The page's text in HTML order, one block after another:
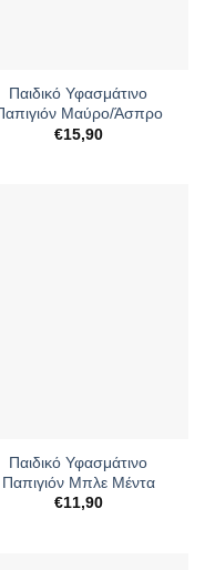
Παιδικό Υφασμάτινο
Μαύρο/Άσπρο
€15,90
Παιδικό Υφασμάτινο
Παπιγιόν Μπλε Μέντα
€11,90